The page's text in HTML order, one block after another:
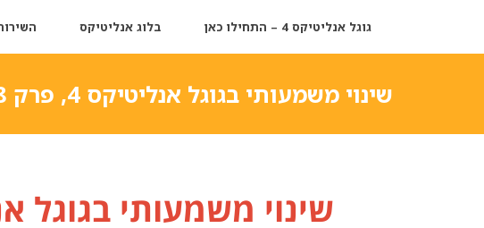
גוגל אנליטיקס 4 – התחילו כאן בלוג אנליטיקס
שינוי משמעותי בגוגל אנליטיקס 4, פרק #5,487,998